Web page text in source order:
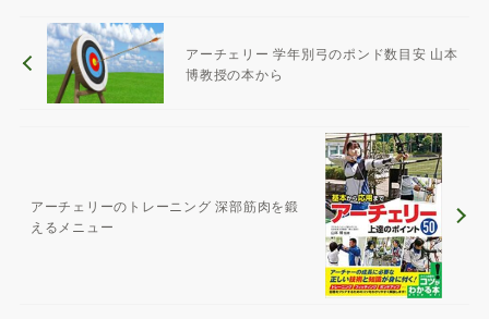
アーチェリー 学年別弓のポンド数目安 山本
博教授の本から
アーチェリーのトレーニング 深部筋肉を鍛
えるメニュー